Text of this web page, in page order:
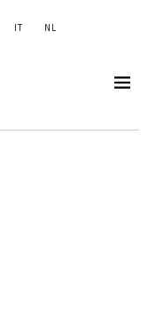
IT NL